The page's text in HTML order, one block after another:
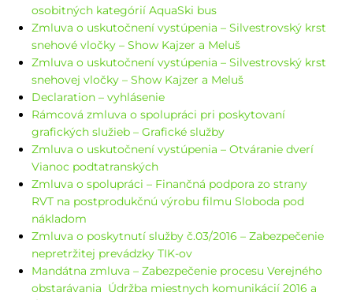
osobitných kategórií AquaSki bus
Zmluva o uskutočnení vystúpenia – Silvestrovský krst
snehové vločky – Show Kajzer a Meluš
Zmluva o uskutočnení vystúpenia – Silvestrovský krst
snehovej vločky – Show Kajzer a Meluš
Declaration – vyhlásenie
Rámcová zmluva o spolupráci pri poskytovaní
grafických služieb – Grafické služby
Zmluva o uskutočnení vystúpenia – Otváranie dverí
Vianoc podtatranských
Zmluva o spolupráci – Finančná podpora zo strany
RVT na postprodukčnú výrobu filmu Sloboda pod
nákladom
Zmluva o poskytnutí služby č.03/2016 – Zabezpečenie
nepretržitej prevádzky TIK-ov
Mandátna zmluva – Zabezpečenie procesu Verejného
obstarávania Údržba miestnych komunikácií 2016 a